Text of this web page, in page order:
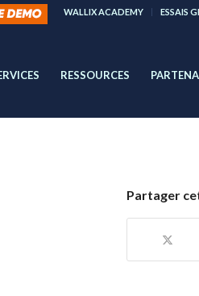
WALLIX ACADEMY ESSAIS
RESSOURCES
Partager